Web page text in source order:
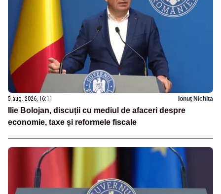
5 aug. 2026, 16:11 Ionuț Nichita
Ilie Bolojan, discuții cu mediul de afaceri despre
economie, taxe și reformele fiscale